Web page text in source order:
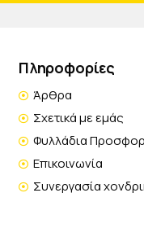
Πληροφορίες
Άρθρα
Σχετικά με εμάς
Φυλλάδια
Επικοινωνία
Συνεργασία